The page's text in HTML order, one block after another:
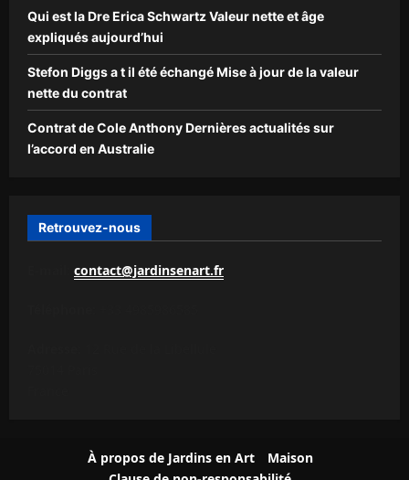
Qui est la Dre Erica Schwartz Valeur nette et âge
expliqués aujourd’hui
Stefon Diggs a t il été échangé Mise à jour de la valeur
nette du contrat
Contrat de Cole Anthony Dernières actualités sur
l’accord en Australie
Retrouvez-nous
contact@jardinsenart.fr
À propos de Jardins en Art
Maison